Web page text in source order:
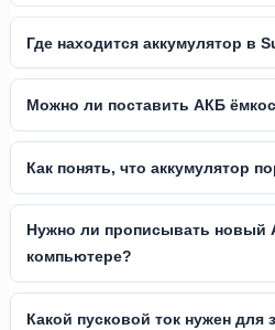
Где находится аккумулятор в
Можно ли поставить АКБ
Как понять, что аккумулятор
Нужно ли прописывать новый
компьютере?
Какой пусковой ток нужен для